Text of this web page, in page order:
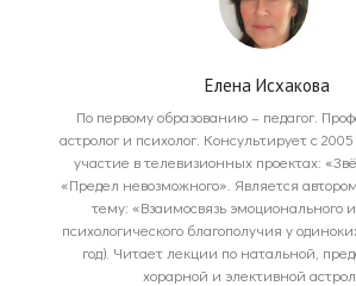
Елена Исхакова
По первому образованию – педагог.
астролог и психолог. Консультирует с
участие в телевизионных проектах:
«Предел невозможного». Является
тему: «Взаимосвязь эмоционального
психологического благополучия у
год). Читает лекции по натальной,
хорарной и элективной